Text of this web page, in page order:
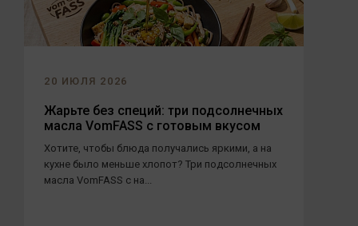
20 ИЮЛЯ 2026
Жарьте без специй: три подсолнечных
масла VomFASS с готовым вкусом
Хотите, чтобы блюда получались яркими, а на
кухне было меньше хлопот? Три подсолнечных
масла VomFASS с на...